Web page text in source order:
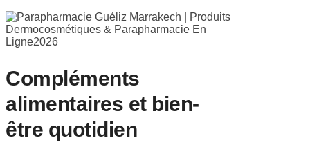
Compléments
alimentaires et bien-
être quotidien